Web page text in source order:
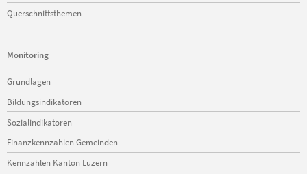
Querschnittsthemen
Monitoring
Navigation
überspringen
Grundlagen
Bildungsindikatoren
Sozialindikatoren
Finanzkennzahlen Gemeinden
Kennzahlen Kanton Luzern